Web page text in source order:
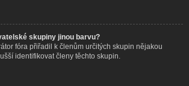
skupiny jinou barvu?
fóra přiřadil k členům určitých skupin nějakou
identifikovat členy těchto skupin.